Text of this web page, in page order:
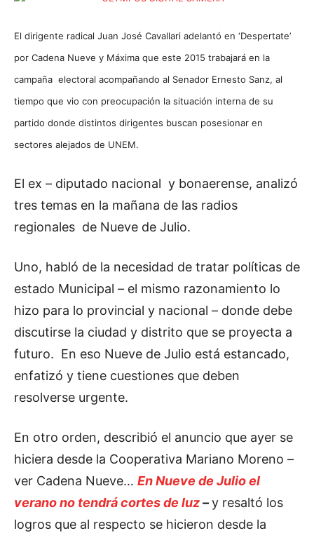
El dirigente radical Juan José Cavallari adelantó en ‘Despertate’
por Cadena Nueve y Máxima que este 2015 trabajará en la
campaña electoral acompañando al Senador Ernesto Sanz, al
tiempo que vio con preocupación la situación interna de su
partido donde distintos dirigentes buscan posesionar en
sectores alejados de UNEM.
El ex – diputado nacional y bonaerense, analizó
tres temas en la mañana de las radios
regionales de Nueve de Julio.
Uno, habló de la necesidad de tratar políticas de
estado Municipal – el mismo razonamiento lo
hizo para lo provincial y nacional – donde debe
discutirse la ciudad y distrito que se proyecta a
futuro. En eso Nueve de Julio está estancado,
enfatizó y tiene cuestiones que deben
resolverse urgente.
En otro orden, describió el anuncio que ayer se
hiciera desde la Cooperativa Mariano Moreno –
ver Cadena Nueve… En Nueve de Julio el
verano no tendrá cortes de luz–y resaltó los
logros que al respecto se hicieron desde la